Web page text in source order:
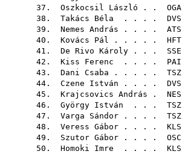
37. Oszkocsil László . . OGA
38. Takács Béla . . . . DVS
39. Nemes András . . . . ATS
40. Kovács Pál . . . . . HFT
41. De Rivo Károly . . . SSE
42. Kiss Ferenc . . . . PAI
43. Dani Csaba . . . . . TSZ
44. Czene István . . . . DVS
45. Krajcsovics András . NES
46. György István . . . TSZ
47. Varga Sándor . . . . TSZ
48. Veress Gábor . . . . KLS
49. Szutor Gábor . . . . OSC
50. Homoki Imre . . . . KLS